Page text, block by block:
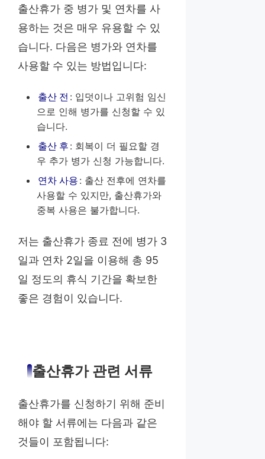
출산휴가 중 병가 및 연차를 사
용하는 것은 매우 유용할 수 있
습니다. 다음은 병가와 연차를
사용할 수 있는 방법입니다:
출산 전 : 입덧이나 고위험 임신
으로 인해 병가를 신청할 수 있
습니다.
출산 후 : 회복이 더 필요할 경
우 추가 병가 신청 가능합니다.
연차 사용 : 출산 전후에 연차를
사용할 수 있지만, 출산휴가와
중복 사용은 불가합니다.
저는 출산휴가 종료 전에 병가 3
일과 연차 2일을 이용해 총 95
일 정도의 휴식 기간을 확보한
좋은 경험이 있습니다.
출산휴가 관련 서류
출산휴가를 신청하기 위해 준비
해야 할 서류에는 다음과 같은
것들이 포함됩니다: